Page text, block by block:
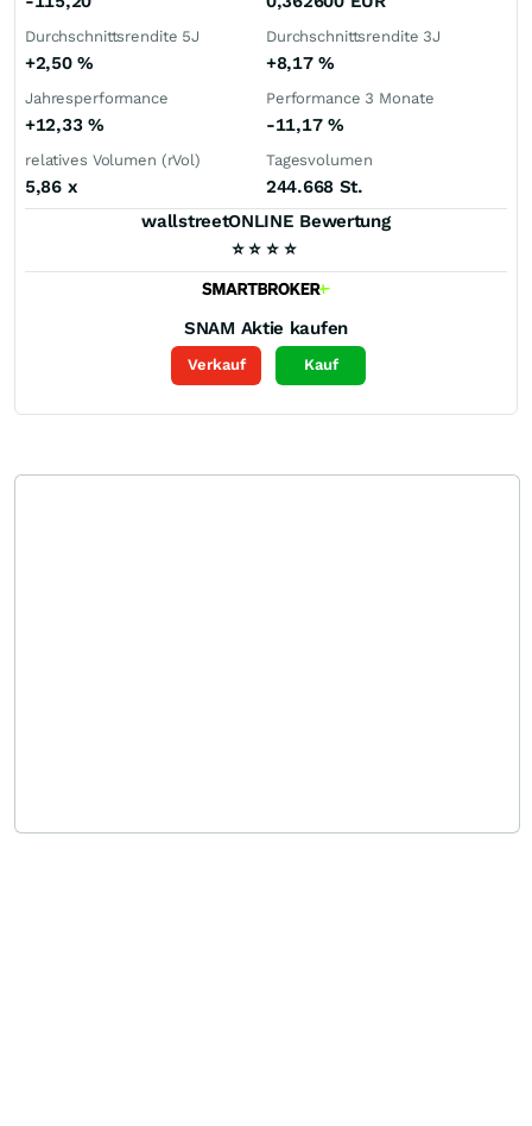
Durchschnittsrendite 5J
+2,50%
Durchschnittsrendite 3J
+8,17%
Jahresperformance
+12,33 %
Performance 3 Monate
-11,17 %
relatives Volumen (rVol)
5,86 x
Tagesvolumen
244.668 St.
wallstreetONLINE Bewertung
⭐ ⭐ ⭐ ⭐
SNAM Aktie kaufen
Verkauf Kauf